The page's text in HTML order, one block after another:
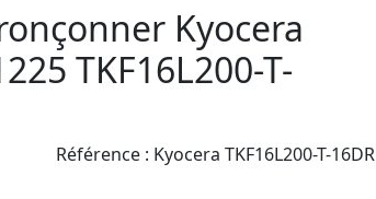
Kyocera
TKF16L200-T-
Référence : Kyocera TKF16L200-T-16DR